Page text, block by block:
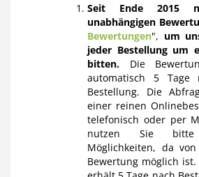
Seit Ende 2015
unabhängigen
Bewertungen", um
jeder Bestellung um
bitten. Die
automatisch 5 Tage
Bestellung. Die
einer reinen
telefonisch oder per
nutzen Sie
Möglichkeiten, da
Bewertung möglich